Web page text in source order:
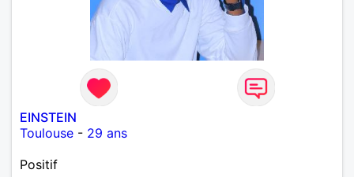
EINSTEIN
Toulouse - 29 ans
Positif